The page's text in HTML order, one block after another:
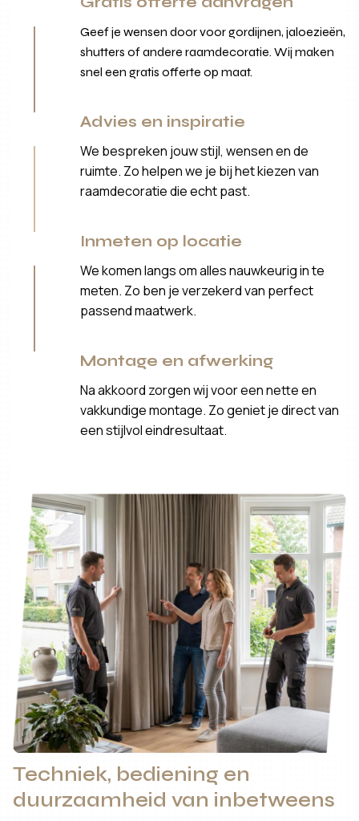
Geef je wensen door voor gordijnen, jaloezieën,
shutters of andere raamdecoratie. Wij maken
snel een gratis offerte op maat.
Advies en inspiratie
We bespreken jouw stijl, wensen en de
ruimte. Zo helpen we je bij het kiezen van
raamdecoratie die echt past.
Inmeten op locatie
We komen langs om alles nauwkeurig in te
meten. Zo ben je verzekerd van perfect
passend maatwerk.
Montage en afwerking
Na akkoord zorgen wij voor een nette en
vakkundige montage. Zo geniet je direct van
een stijlvol eindresultaat.
Techniek, bediening en
duurzaamheid van inbetweens